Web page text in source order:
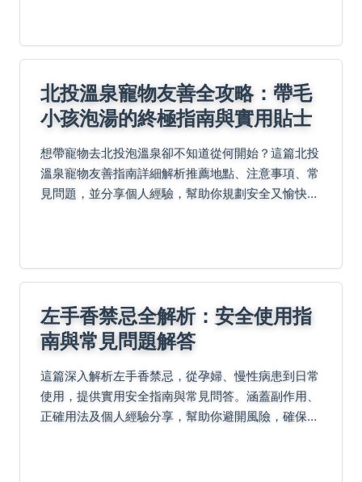
北投溫泉寵物友善全攻略：帶毛
小孩泡湯的終極指南與實用貼士
想帶寵物去北投泡溫泉卻不知道從何開始？這篇北投
溫泉寵物友善指南詳細解析推薦地點、注意事項、常
見問題，並分享個人經驗，幫助你規劃安全又愉快的
左手香禁忌全解析：安全使用指
南與常見問題解答
這篇深入解析左手香禁忌，從孕婦、慢性病患到日常
使用，提供實用安全指南與常見問答。涵蓋副作用、
正確用法及個人經驗分享，幫助你避開風險，確保健